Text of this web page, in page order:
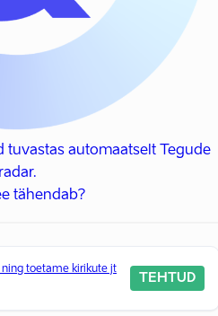
tuvastas automaatselt Tegude
radar.
tähendab?
toetame kirikute jt
TEHTUD